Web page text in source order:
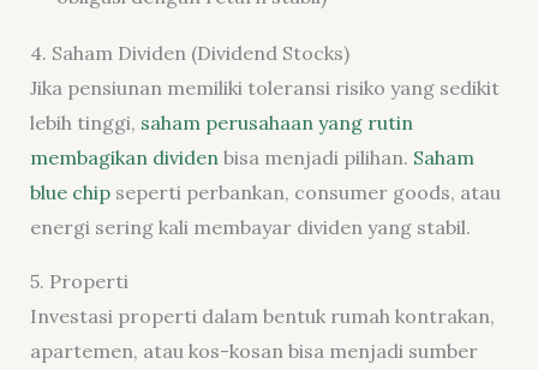
4. Saham Dividen (Dividend Stocks)
Jika pensiunan memiliki toleransi risiko yang sedikit
lebih tinggi, saham perusahaan yang rutin
membagikan dividenbisa menjadi pilihan. Saham
blue chipseperti perbankan, consumer goods, atau
energi sering kali membayar dividen yang stabil.
5. Properti
Investasi properti dalam bentuk rumah kontrakan,
apartemen, atau kos-kosan bisa menjadi sumber